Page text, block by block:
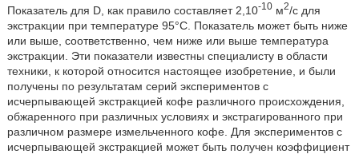
Показатель для D, как правило составляет 2,10-10м2/с для
экстракции при температуре 95°C. Показатель может быть ниже
или выше, соответственно, чем ниже или выше температура
экстракции. Эти показатели известны специалисту в области
техники, к которой относится настоящее изобретение, и были
получены по результатам серий экспериментов с
исчерпывающей экстракцией кофе различного происхождения,
обжаренного при различных условиях и экстрагированного при
различном размере измельченного кофе. Для экспериментов с
исчерпывающей экстракцией может быть получен коэффициент